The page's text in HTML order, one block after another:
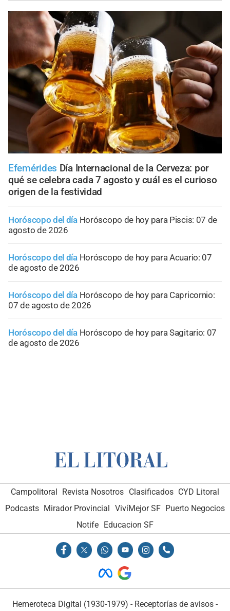
Efemérides Día Internacional de la Cerveza: por
qué se celebra cada 7 agosto y cuál es el curioso
origen de la festividad
Horóscopo del día Horóscopo de hoy para Piscis: 07 de
agosto de 2026
Horóscopo del día Horóscopo de hoy para Acuario: 07
de agosto de 2026
Horóscopo del día Horóscopo de hoy para Capricornio:
07 de agosto de 2026
Horóscopo del día Horóscopo de hoy para Sagitario: 07
de agosto de 2026
Campolitoral Revista Nosotros Clasificados CYD Litoral
Podcasts Mirador Provincial VivíMejor SF Puerto Negocios
Notife
Educacion SF
Hemeroteca Digital (1930-1979) - Receptorías de avisos -